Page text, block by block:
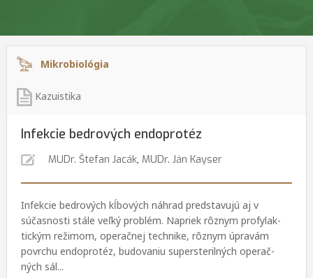
Mikrobiológia
Kazuistika
Infekcie bedrových endoprotéz
MUDr. Štefan Jacák, MUDr. Ján Kayser
Infekcie bedrových kĺbových náhrad predstavujú aj v
súčasnosti stále veľký problém. Napriek rôznym profylak­
tickým režimom, operačnej technike, rôznym úpravám
povrchu endoprotéz, budovaniu supersterilných operač­
ných sál...